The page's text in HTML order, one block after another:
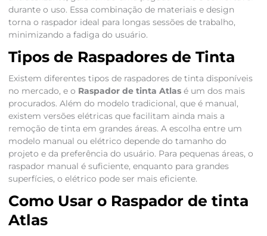
durante o uso. Essa combinação de materiais e design
torna o raspador ideal para longas sessões de trabalho,
minimizando a fadiga do usuário.
Tipos de Raspadores de Tinta
Existem diferentes tipos de raspadores de tinta disponíveis
no mercado, e o Raspador de tinta Atlasé um dos mais
procurados. Além do modelo tradicional, que é manual,
existem versões elétricas que facilitam ainda mais a
remoção de tinta em grandes áreas. A escolha entre um
modelo manual ou elétrico depende do tamanho do
projeto e da preferência do usuário. Para pequenas áreas, o
raspador manual é suficiente, enquanto para grandes
superfícies, o elétrico pode ser mais eficiente.
Como Usar o Raspador de tinta
Atlas